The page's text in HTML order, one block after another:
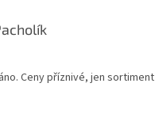
obchodu je 4 z 5 hvězdiček.
Ceny příznivé, jen sortiment